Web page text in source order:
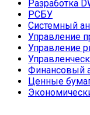
Разработка
РСБУ
Системный
Управление
Управление
Финансовый
Ценные